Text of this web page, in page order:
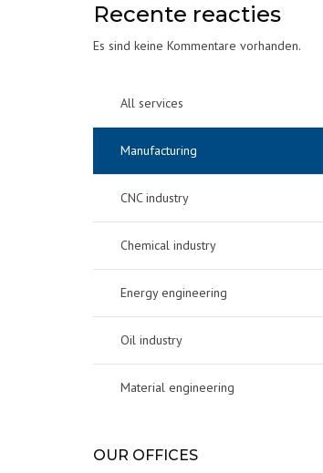
Recente reacties
Es sind keine Kommentare vorhanden.
All services
Manufacturing
CNC industry
Chemical industry
Energy engineering
Oil industry
Material engineering
OUR OFFICES